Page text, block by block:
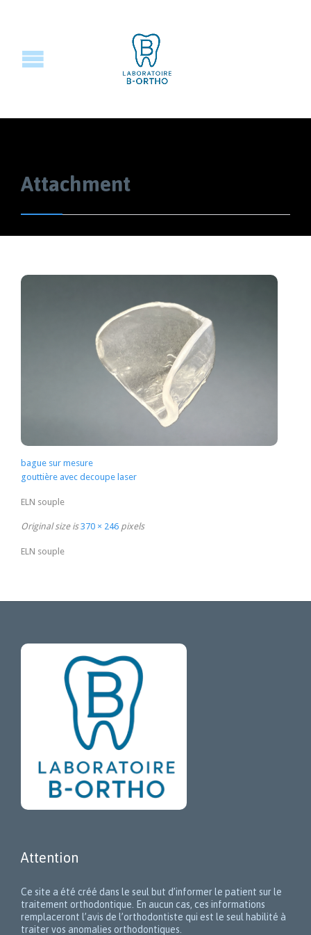
Attachment
bague sur mesure
gouttière avec decoupe laser
ELN souple
Original size is370 × 246 pixels
ELN souple
Attention
Ce site a été créé dans le seul but d’informer le patient sur le
traitement orthodontique. En aucun cas, ces informations
remplaceront l’avis de l’orthodontiste qui est le seul habilité à
traiter vos anomalies orthodontiques.